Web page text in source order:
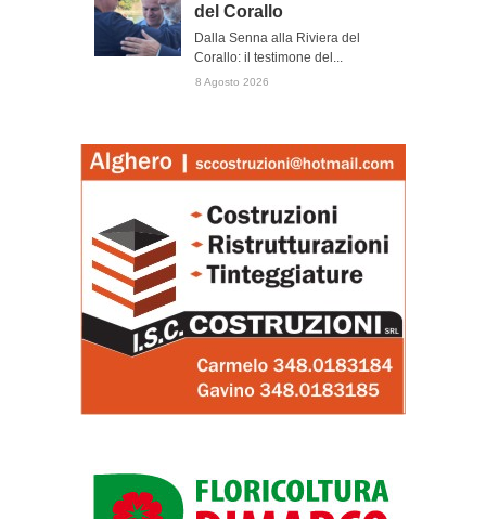
del Corallo
Dalla Senna alla Riviera del
Corallo: il testimone del...
8 Agosto 2026